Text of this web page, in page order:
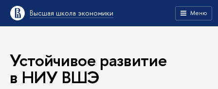
Высшая школа экономики Меню
Устойчивое развитие
в НИУ ВШЭ